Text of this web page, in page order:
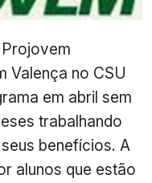
Valença no CSU
em abril sem
trabalhando
benefícios. A
alunos que estão